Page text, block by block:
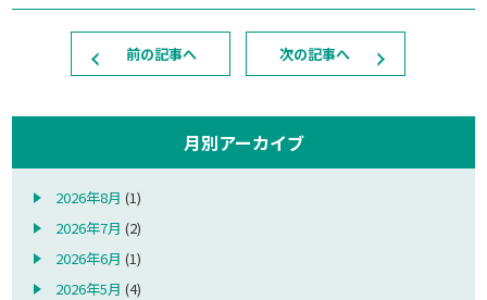
前の記事へ 次の記事へ
月別アーカイブ
2026年8月 (1)
2026年7月 (2)
2026年6月 (1)
2026年5月 (4)